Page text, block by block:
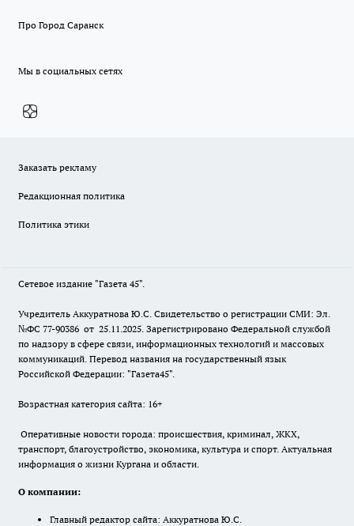
Про Город Саранск
Мы в социальных сетях
Заказать рекламу
Редакционная политика
Политика этики
Сетевое издание "Газета 45".
Учредитель Аккуратнова Ю.С. Свидетельство о регистрации СМИ: Эл.
№ФС 77-90386 от 25.11.2025. Зарегистрировано Федеральной службой
по надзору в сфере связи, информационных технологий и массовых
коммуникаций. Перевод названия на государственный язык
Российской Федерации: "Газета45".
Возрастная категория сайта: 16+
Оперативные новости города: происшествия, криминал, ЖКХ,
транспорт, благоустройство, экономика, культура и спорт. Актуальная
информация о жизни Кургана и области.
О компании:
Главный редактор сайта: Аккуратнова Ю.С.